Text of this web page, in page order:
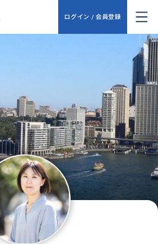
ログイン / 会員登録